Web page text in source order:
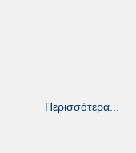
Περισσότερα...